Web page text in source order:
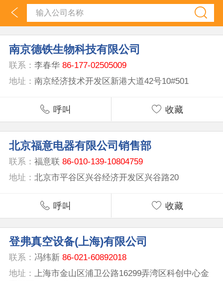
南京德铁生物科技有限公司
联系： 李春华86-177-02505009
地址： 南京经济技术开发区新港大道42号10#501
呼叫 收藏
北京福意电器有限公司销售部
联系： 福意联 86-010-139-10804759
地址： 北京市平谷区兴谷经济开发区兴谷路20
呼叫 收藏
登弗真空设备(上海)有限公司
联系： 冯纬新86-021-60892018
地址： 上海市金山区浦卫公路16299弄湾区科创中心金